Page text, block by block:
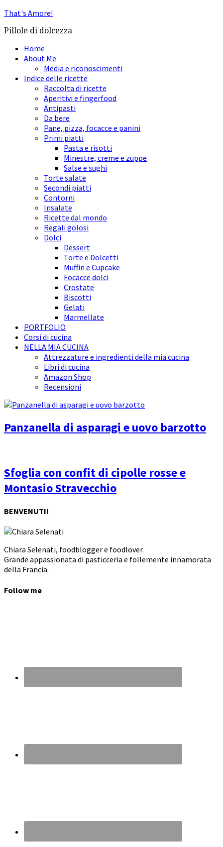
That's Amore!
Pillole di dolcezza
Home
About Me
Media e riconoscimenti
Indice delle ricette
Raccolta di ricette
Aperitivi e fingerfood
Antipasti
Da bere
Pane, pizza, focacce e panini
Primi piatti
Pasta e risotti
Minestre, creme e zuppe
Salse e sughi
Torte salate
Secondi piatti
Contorni
Insalate
Ricette dal mondo
Regali golosi
Dolci
Dessert
Torte e Dolcetti
Muffin e Cupcake
Focacce dolci
Crostate
Biscotti
Gelati
Marmellate
PORTFOLIO
Corsi di cucina
NELLA MIA CUCINA
Attrezzature e ingredienti della mia cucina
Libri di cucina
Amazon Shop
Recensioni
Panzanella di asparagi e uovo barzotto
Sfoglia con confit di cipolle rosse e
Montasio Stravecchio
BENVENUTI!
Chiara Selenati, foodblogger e foodlover.
Grande appassionata di pasticceria e follemente innamorata
della Francia.
Follow me